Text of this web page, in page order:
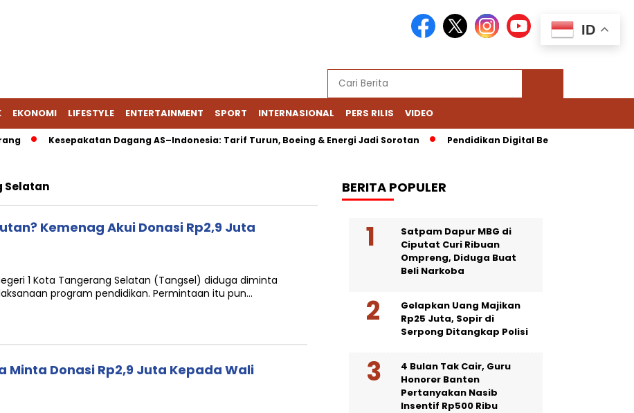
EKONOMI LIFESTYLE ENTERTAINMENT SPORT INTERNASIONAL PERS RILIS VIDEO
Kesepakatan Dagang AS–Indonesia: Tarif Turun, Boeing & Energi Jadi Sorotan Pendidikan Digital Bernoda:
Selatan
Kemenag Akui Donasi Rp2,9 Juta
1 Kota Tangerang Selatan (Tangsel) diduga diminta
program pendidikan. Permintaan itu pun…
Minta Donasi Rp2,9 Juta Kepada Wali
BERITA POPULER
Satpam Dapur MBG di
Ciputat Curi Ribuan
Ompreng, Diduga Buat
Beli Narkoba
Gelapkan Uang Majikan
Rp25 Juta, Sopir di
Serpong Ditangkap Polisi
4 Bulan Tak Cair, Guru
Honorer Banten
Pertanyakan Nasib
Insentif Rp500 Ribu
ID